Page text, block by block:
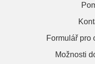
Formulář pro
Možnosti